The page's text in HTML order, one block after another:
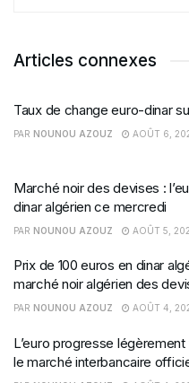
Articles connexes
Taux de change euro-dinar
PAR NOUNOU AZOUZ AOÛT 6,
Marché noir des devises :
dinar algérien ce mercredi
PAR NOUNOU AZOUZ AOÛT 5,
Prix de 100 euros en dinar
marché noir algérien des
PAR NOUNOU AZOUZ AOÛT 4,
L’euro progresse
le marché interbancaire